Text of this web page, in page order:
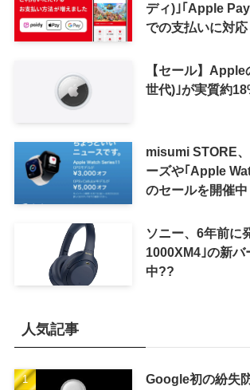
ディ)｣｢Apple
での支払いに対応
【セール】
世代)｣が実質約
misumi STORE
ーズや｢Apple
のセールを開催中
ソニー、6年前に
1000XM4｣の新バ
中??
人気記事
Google初の紛失